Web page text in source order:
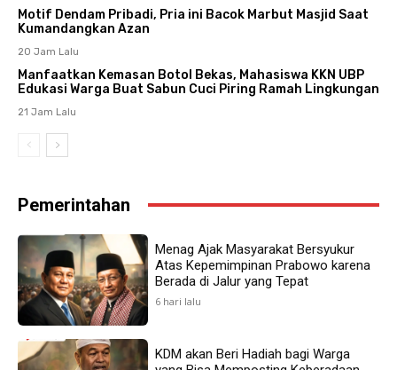
Motif Dendam Pribadi, Pria ini Bacok Marbut Masjid Saat
Kumandangkan Azan
20 Jam Lalu
Manfaatkan Kemasan Botol Bekas, Mahasiswa KKN UBP
Edukasi Warga Buat Sabun Cuci Piring Ramah Lingkungan
21 Jam Lalu
Pemerintahan
Menag Ajak Masyarakat Bersyukur
Atas Kepemimpinan Prabowo karena
Berada di Jalur yang Tepat
6 hari lalu
KDM akan Beri Hadiah bagi Warga